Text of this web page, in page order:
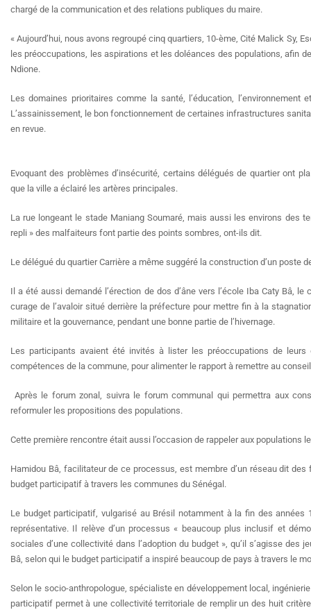
chargé de la communication et des relations publiques du maire.
« Aujourd’hui, nous avons regroupé cinq quartiers, 10-ème, Cité Malick Sy,
les préoccupations, les aspirations et les doléances des populations, afin
Ndione.
Les domaines prioritaires comme la santé, l’éducation,
L’assainissement, le bon fonctionnement de certaines infrastructures
en revue.
Evoquant des problèmes d’insécurité, certains délégués de quartier ont
que la ville a éclairé les artères principales.
La rue longeant le stade Maniang Soumaré, mais aussi les environs des
repli » des malfaiteurs font partie des points sombres, ont-ils dit.
Le délégué du quartier Carrière a même suggéré la construction d’un poste
Il a été aussi demandé l’érection de dos d’âne vers l’école Iba Caty Bâ,
curage de l’avaloir situé derrière la préfecture pour mettre fin à la
militaire et la gouvernance, pendant une bonne partie de l’hivernage.
Les participants avaient été invités à lister les préoccupations de
compétences de la commune, pour alimenter le rapport à remettre au
Après le forum zonal, suivra le forum communal qui permettra aux
reformuler les propositions des populations.
Cette première rencontre était aussi l’occasion de rappeler aux
Hamidou Bâ, facilitateur de ce processus, est membre d’un réseau dit
budget participatif à travers les communes du Sénégal.
Le budget participatif, vulgarisé au Brésil notamment à la fin des
représentative. Il relève d’un processus « beaucoup plus inclusif et
sociales d’une collectivité dans l’adoption du budget », qu’il s’agisse des
Bâ, selon qui le budget participatif a inspiré beaucoup de pays à travers le
Selon le socio-anthropologue, spécialiste en développement local,
participatif permet à une collectivité territoriale de remplir un des huit